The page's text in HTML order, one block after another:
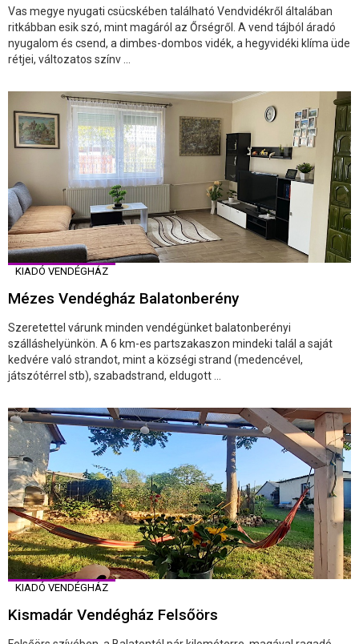
Vas megye nyugati csücskében található Vendvidékről általában
ritkábban esik szó, mint magáról az Őrségről. A vend tájból áradó
nyugalom és csend, a dimbes-dombos vidék, a hegyvidéki klíma üde
rétjei, változatos színv ...
KIADÓ VENDÉGHÁZ
Mézes Vendégház Balatonberény
Szeretettel várunk minden vendégünket balatonberényi
szálláshelyünkön. A 6 km-es partszakaszon mindeki talál a saját
kedvére való strandot, mint a községi strand (medencével,
játszótérrel stb), szabadstrand, eldugott ...
KIADÓ VENDÉGHÁZ
Kismadár Vendégház Felsőörs